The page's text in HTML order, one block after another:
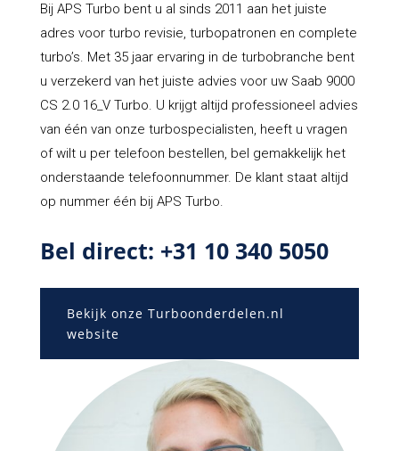
Bij APS Turbo bent u al sinds 2011 aan het juiste
adres voor turbo revisie, turbopatronen en complete
turbo’s. Met 35 jaar ervaring in de turbobranche bent
u verzekerd van het juiste advies voor uw Saab 9000
CS 2.0 16_V Turbo. U krijgt altijd professioneel advies
van één van onze turbospecialisten, heeft u vragen
of wilt u per telefoon bestellen, bel gemakkelijk het
onderstaande telefoonnummer. De klant staat altijd
op nummer één bij APS Turbo.
Bel direct: +31 10 340 5050
Bekijk onze Turboonderdelen.nl
website